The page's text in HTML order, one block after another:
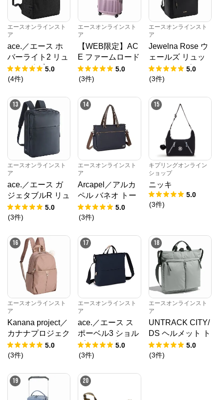
エースオンラインスト
ア
ace.／エース ホ
バーライト2 リュ
ック ２気室 B4/1
5.6インチ対応 67
5.0
(4件)
エースオンラインスト
ア
【WEB限定】AC
E ファームロード
63/75L スーツケ
ース エキスパン
5.0
(3件)
エースオンラインスト
ア
Jewelna Rose ウ
ェールズ リュッ
ク B4サイズ 15.6
インチ収納 本革 1
5.0
(3件)
13
エースオンラインスト
ア
ace.／エース ガ
ジェタブルR リュ
ック 11L A4ファ
イル/13.3インチP
5.0
(3件)
14
エースオンラインスト
ア
Arcapel／アルカ
ペル バネオ トー
トバッグ 15L 688
34
5.0
(3件)
15
キプリングオンライン
ショップ
ニッキ
5.0
(3件)
16
エースオンラインスト
ア
Kanana project／
カナナプロジェク
ト VYG シェリ リ
ュックサック 179
5.0
(3件)
17
エースオンラインスト
ア
ace.／エース ス
ポーベル3 ショル
ダーバッグ A4サ
イズ 撥水 17813
5.0
(3件)
18
エースオンラインスト
ア
UNTRACK CITY/
DS ヘルメット ト
ートバッグ 60213
5.0
(3件)
19 20